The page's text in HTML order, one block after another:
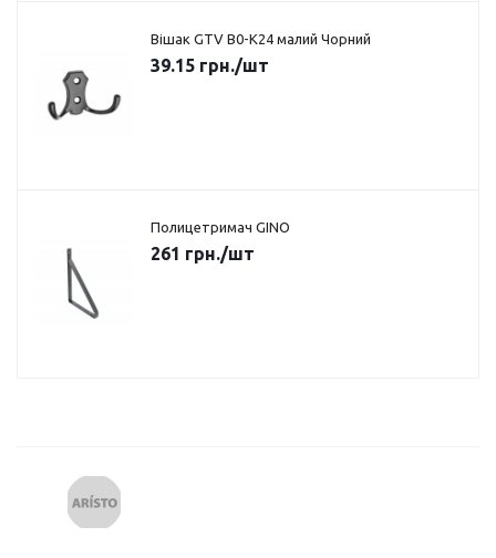
Вішак GTV B0-K24 малий Чорний
39.15 грн./шт
Полицетримач GINO
261 грн./шт